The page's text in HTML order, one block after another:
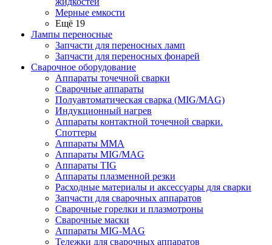
Мерные емкости
Ещё 19
Лампы переносные
Запчасти для переносных ламп
Запчасти для переносных фонарей
Сварочное оборудование
Аппараты точечной сварки
Сварочные аппараты
Полуавтоматическая сварка (MIG/MAG)
Индукционный нагрев
Аппараты контактной точечной сварки.
Споттеры
Аппараты MMA
Аппараты MIG/MAG
Аппараты TIG
Аппараты плазменной резки
Расходные материалы и аксессуары для сварки
Запчасти для сварочных аппаратов
Сварочные горелки и плазмотроны
Сварочные маски
Аппараты MIG-MAG
Тележки для сварочных аппаратов